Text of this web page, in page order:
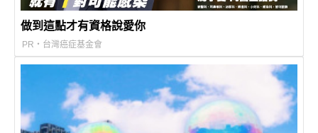
做到這點才有資格說愛你
PR・台灣癌症基金會